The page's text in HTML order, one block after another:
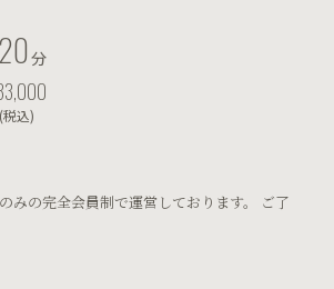
分
(税込)
みの完全会員制で運営しております。
ご了